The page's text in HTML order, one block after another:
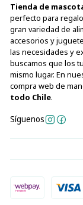
Tienda de
perfecto para
gran variedad de
accesorios y
las necesidades y
buscamos que los
mismo lugar. En
compra web de
todo Chile.
Síguenos